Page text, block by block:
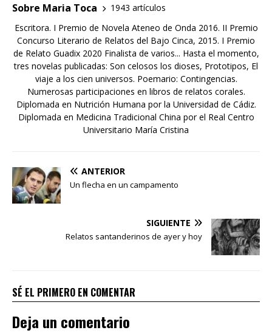
Sobre Maria Toca
1943 artículos
Escritora. I Premio de Novela Ateneo de Onda 2016. II Premio
Concurso Literario de Relatos del Bajo Cinca, 2015. I Premio
de Relato Guadix 2020 Finalista de varios... Hasta el momento,
tres novelas publicadas: Son celosos los dioses, Prototipos, El
viaje a los cien universos. Poemario: Contingencias.
Numerosas participaciones en libros de relatos corales.
Diplomada en Nutrición Humana por la Universidad de Cádiz.
Diplomada en Medicina Tradicional China por el Real Centro
Universitario María Cristina
ANTERIOR
Un flecha en un campamento
SIGUIENTE
Relatos santanderinos de ayer y hoy
SÉ EL PRIMERO EN COMENTAR
Deja un comentario